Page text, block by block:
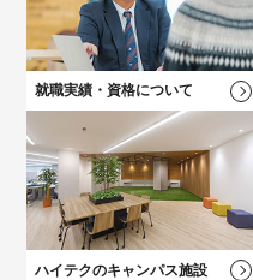
募集要項・入試情報
学科一覧を見る
学科一覧を見る
卒業後も万全！
就職サポート
学科一覧を見る
新キャンパス完成！
施設・設備
学科一覧を見る
卒業後も万全！
就職サポート
就職実績・資格について
ハイテクのキャンパス施設